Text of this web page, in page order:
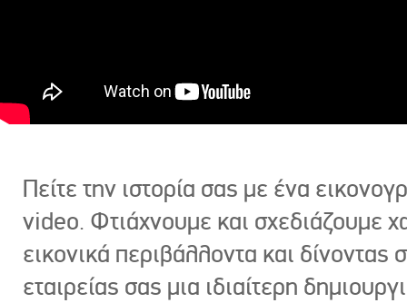
Πείτε την ιστορία σας με ένα
video. Φτιάχνουμε και σχεδιάζουμε
εικονικά περιβάλλοντα και δίνοντας
εταιρείας σας μια ιδιαίτερη